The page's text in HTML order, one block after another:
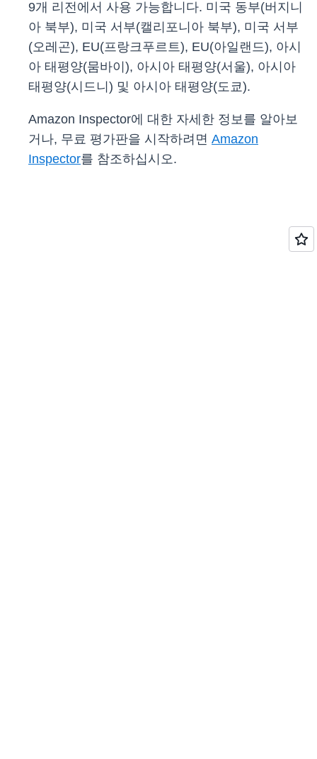
9개 리전에서 사용 가능합니다. 미국 동부(버지니
아 북부), 미국 서부(캘리포니아 북부), 미국 서부
(오레곤), EU(프랑크푸르트), EU(아일랜드), 아시
아 태평양(뭄바이), 아시아 태평양(서울), 아시아
태평양(시드니) 및 아시아 태평양(도쿄).
Amazon Inspector에 대한 자세한 정보를 알아보
거나, 무료 평가판을 시작하려면 Amazon
Inspector를 참조하십시오.